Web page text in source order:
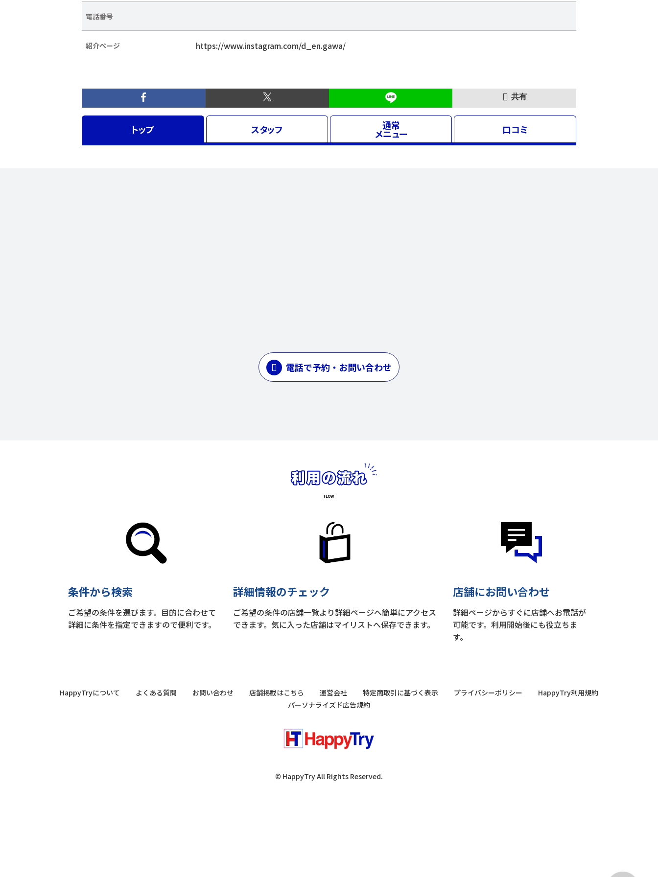
電話番号
紹介ページ https://www.instagram.com/d_en.gawa/
共有
トップ スタッフ 通常
メニュー 口コミ
電話で予約・お問い合わせ
条件から検索
ご希望の条件を選びます。目的に合わせて
詳細に条件を指定できますので便利です。
詳細情報のチェック
ご希望の条件の店舗一覧より詳細ページへ簡単にアクセス
できます。気に入った店舗はマイリストへ保存できます。
店舗にお問い合わせ
詳細ページからすぐに店舗へお電話が
可能です。利用開始後にも役立ちま
す。
HappyTryについて よくある質問 お問い合わせ 店舗掲載はこちら 運営会社 特定商取引に基づく表示 プライバシーポリシー
HappyTry利用規約
パーソナライズド広告規約
© HappyTry All Rights Reserved.